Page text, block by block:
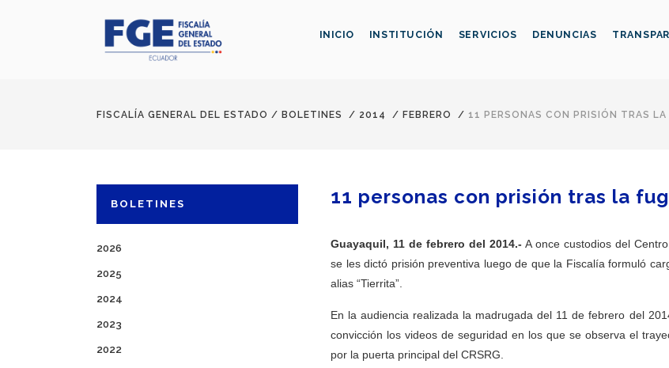
INICIO INSTITUCIÓN SERVICIOS DENUNCIAS
FISCALÍA GENERAL DEL ESTADO / BOLETINES / 2014 / FEBRERO / 11 PERSONAS CON PRISIÓN TRAS LA
BOLETINES
2026
2025
2024
2023
2022
11 personas con prisión tras la
Guayaquil, 11 de febrero del 2014.- A once custodios del
se les dictó prisión preventiva luego de que la Fiscalía formuló
alias “Tierrita”.
En la audiencia realizada la madrugada del 11 de febrero del
convicción los videos de seguridad en los que se observa el
por la puerta principal del CRSRG.